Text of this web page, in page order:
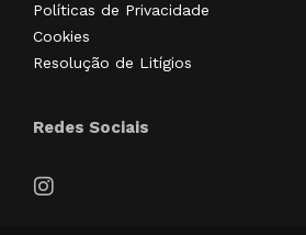
Políticas de Privacidade
Cookies
Resolução de Litígios
Redes Sociais